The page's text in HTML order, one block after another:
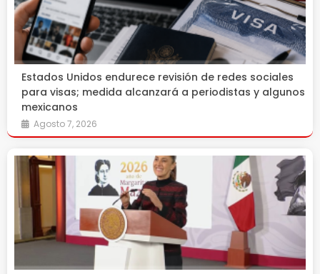
Estados Unidos endurece revisión de redes sociales
para visas; medida alcanzará a periodistas y algunos
mexicanos
Agosto 7, 2026